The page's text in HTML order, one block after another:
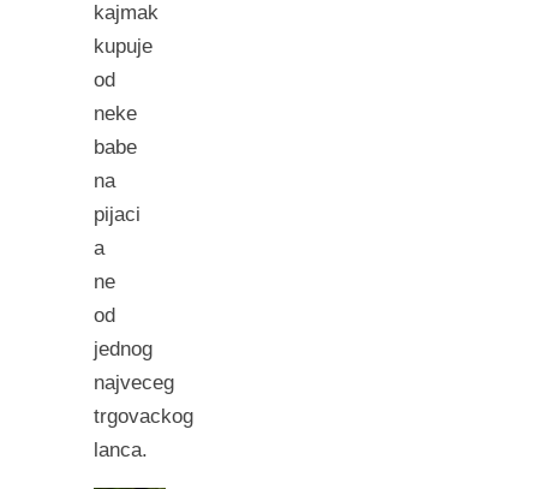
kajmak
kupuje
od
neke
babe
na
pijaci
a
ne
od
jednog
najveceg
trgovackog
lanca.